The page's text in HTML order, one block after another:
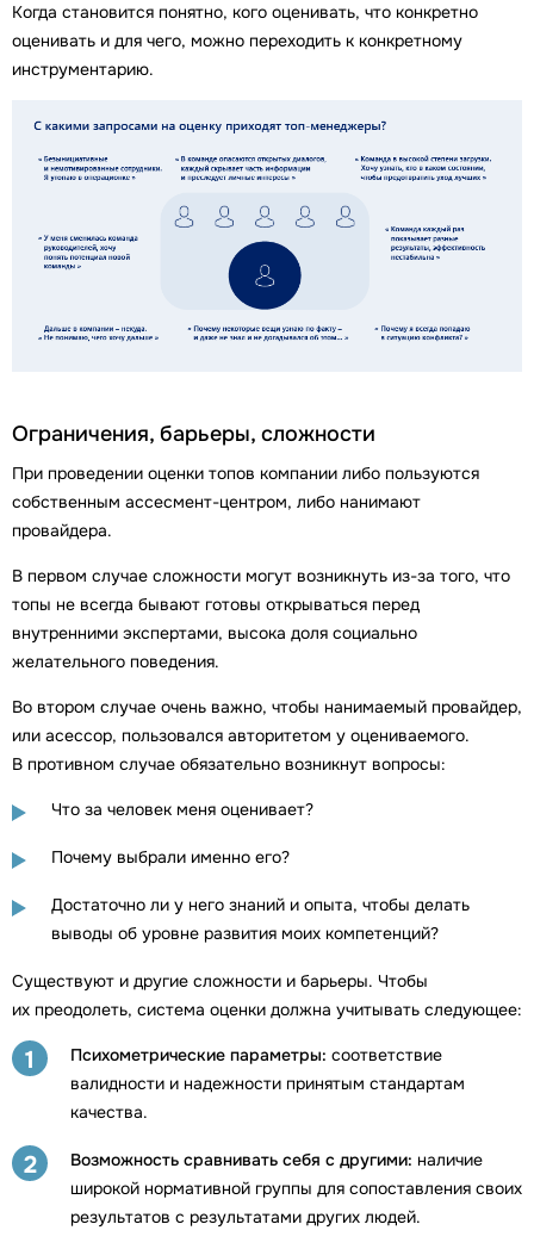
Когда становится понятно, кого оценивать, что конкретно
оценивать и для чего, можно переходить к конкретному
инструментарию.
Ограничения, барьеры, сложности
При проведении оценки топов компании либо пользуются
собственным ассесмент-центром, либо нанимают
провайдера.
В первом случае сложности могут возникнуть из-за того, что
топы не всегда бывают готовы открываться перед
внутренними экспертами, высока доля социально
желательного поведения.
Во втором случае очень важно, чтобы нанимаемый провайдер,
или асессор, пользовался авторитетом у оцениваемого.
В противном случае обязательно возникнут вопросы:
Что за человек меня оценивает?
Почему выбрали именно его?
Достаточно ли у него знаний и опыта, чтобы делать
выводы об уровне развития моих компетенций?
Существуют и другие сложности и барьеры. Чтобы
их преодолеть, система оценки должна учитывать следующее:
1 Психометрические параметры: соответствие
валидности и надежности принятым стандартам
качества.
2 Возможность сравнивать себя с другими: наличие
широкой нормативной группы для сопоставления своих
результатов с результатами других людей.